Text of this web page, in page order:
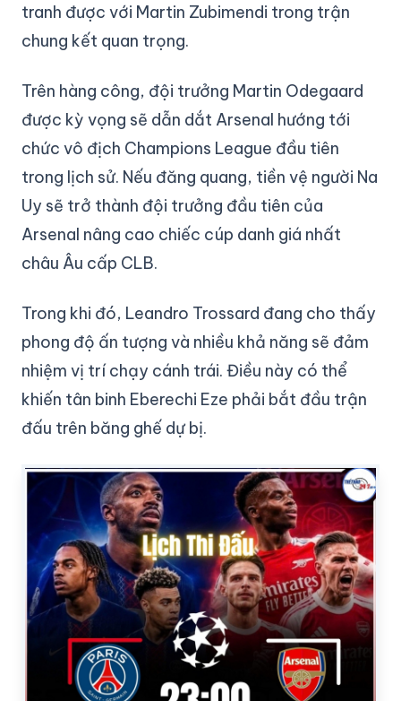
tranh được với Martin Zubimendi trong trận
chung kết quan trọng.
Trên hàng công, đội trưởng Martin Odegaard
được kỳ vọng sẽ dẫn dắt Arsenal hướng tới
chức vô địch Champions League đầu tiên
trong lịch sử. Nếu đăng quang, tiền vệ người Na
Uy sẽ trở thành đội trưởng đầu tiên của
Arsenal nâng cao chiếc cúp danh giá nhất
châu Âu cấp CLB.
Trong khi đó, Leandro Trossard đang cho thấy
phong độ ấn tượng và nhiều khả năng sẽ đảm
nhiệm vị trí chạy cánh trái. Điều này có thể
khiến tân binh Eberechi Eze phải bắt đầu trận
đấu trên băng ghế dự bị.